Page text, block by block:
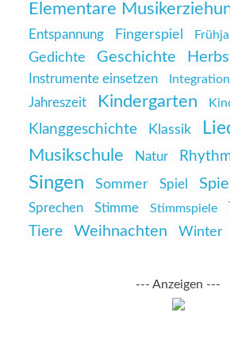
Elementare
Entspannung Fingerspiel
Gedichte Geschichte
Instrumente einsetzen
Integration
Jahreszeit
Kindergarten
Klanggeschichte Klassik
Musikschule Natur
Singen Sommer Spiel
Sprechen
Stimme Stimmspiele
Tiere
Weihnachten Winter
--- Anzeigen ---